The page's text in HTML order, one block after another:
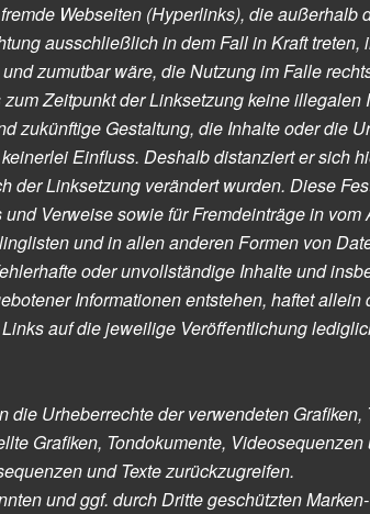
Webseiten (Hyperlinks), die außerhalb
ausschließlich in dem Fall in Kraft treten,
zumutbar wäre, die Nutzung im Falle
Zeitpunkt der Linksetzung keine
zukünftige Gestaltung, die Inhalte oder die
Einfluss. Deshalb distanziert er sich
der Linksetzung verändert wurden. Diese
Verweise sowie für Fremdeinträge in
und in allen anderen Formen von
oder unvollständige Inhalte und
Informationen entstehen, haftet
auf die jeweilige Veröffentlichung
Urheberrechte der verwendeten
Grafiken, Tondokumente,
und Texte zurückzugreifen.
und ggf. durch Dritte geschützten